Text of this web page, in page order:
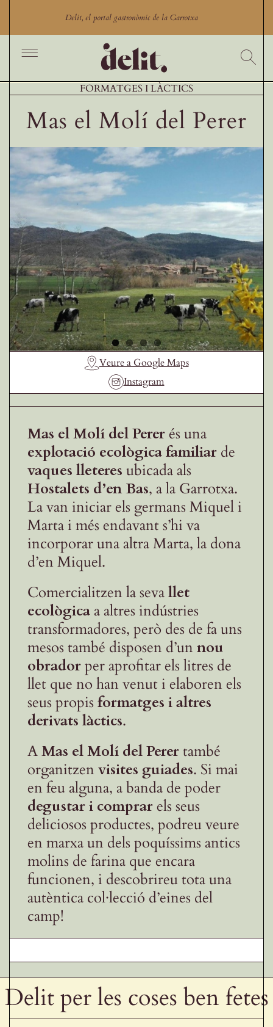
Delit, el portal gastronòmic de la Garrotxa
Toggle
Productes
Productors
Restaurants Garrotxa
Comerços gastronòmics
Experiències gastronòmiques
Blog
Receptes de la Garrotxa
FORMATGES I LÀCTICS
Mas el Molí del Perer
Veure a Google Maps
Instagram
Mas el Molí del Pererés una
explotació ecològica familiar de
vaques lleteres ubicada als
Hostalets d’en Bas, a la Garrotxa.
La van iniciar els germans Miquel i
Marta i més endavant s’hi va
incorporar una altra Marta, la dona
d’en Miquel.
Comercialitzen la sevallet
ecològica a altres indústries
transformadores, però des de fa uns
mesos també disposen d’unnou
obradorper aprofitar els litres de
llet que no han venut i elaboren els
seus propisformatges i altres
derivats làctics.
AMas el Molí del Perertambé
organitzenvisites guiades. Si mai
en feu alguna, a banda de poder
degustar i comprarels seus
deliciosos productes, podreu veure
en marxa un dels poquíssims antics
molins de farina que encara
funcionen, i descobrireu tota una
autèntica col·lecció d’eines del
camp!
Delit per les coses ben fetes